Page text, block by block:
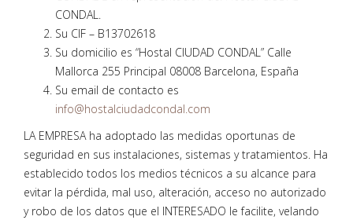
CONDAL.
Su CIF – B13702618
Su domicilio es “Hostal CIUDAD CONDAL” Calle
Mallorca 255 Principal 08008 Barcelona, España
Su email de contacto es
info@hostalciudadcondal.com
LA EMPRESA ha adoptado las medidas oportunas de
seguridad en sus instalaciones, sistemas y tratamientos. Ha
establecido todos los medios técnicos a su alcance para
evitar la pérdida, mal uso, alteración, acceso no autorizado
y robo de los datos que el INTERESADO le facilite, velando